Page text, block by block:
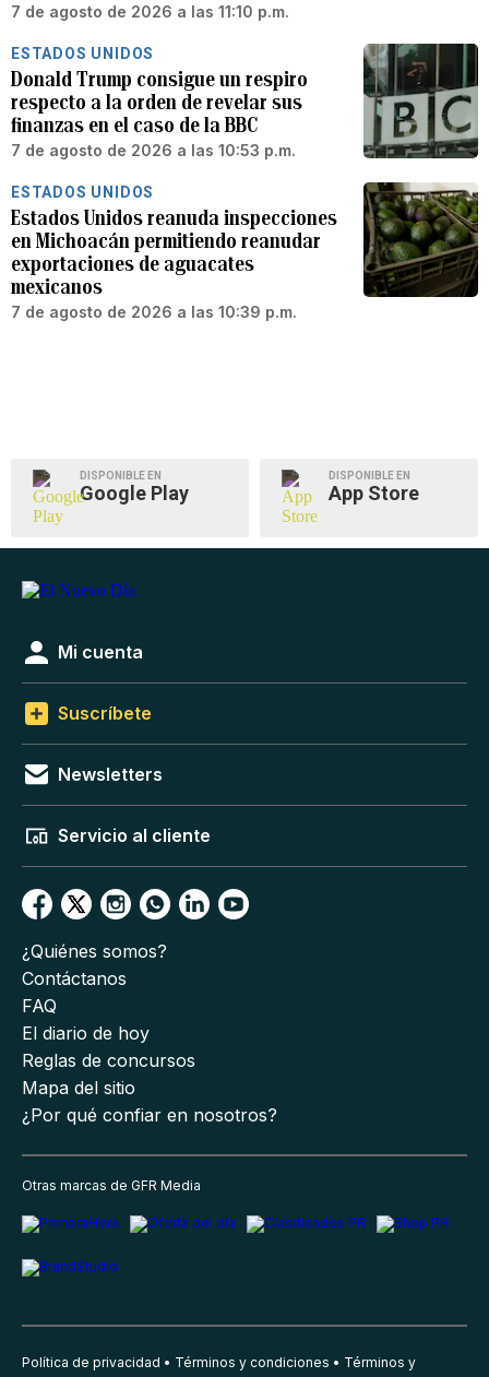
7 de agosto de 2026 a las 11:10 p.m.
ESTADOS UNIDOS
Donald Trump consigue un respiro
respecto a la orden de revelar sus
finanzas en el caso de la BBC
7 de agosto de 2026 a las 10:53 p.m.
ESTADOS UNIDOS
Estados Unidos reanuda inspecciones
en Michoacán permitiendo reanudar
exportaciones de aguacates
mexicanos
7 de agosto de 2026 a las 10:39 p.m.
DISPONIBLE EN
Google Play
DISPONIBLE EN
App Store
Mi cuenta
Suscríbete
Newsletters
Servicio al cliente
¿Quiénes somos?
Contáctanos
FAQ
El diario de hoy
Reglas de concursos
Mapa del sitio
¿Por qué confiar en nosotros?
Otras marcas de GFR Media
Política de privacidad Términos y condiciones Términos y